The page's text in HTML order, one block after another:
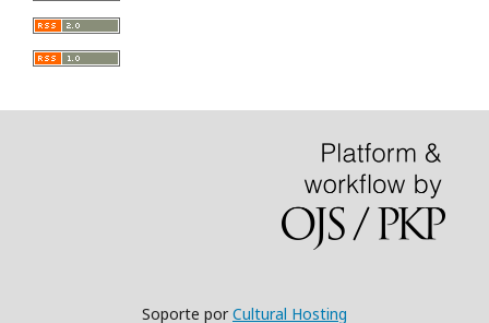
Soporte porCultural Hosting